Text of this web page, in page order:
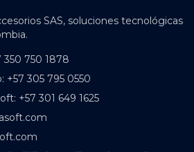
SAS, soluciones tecnológicas
350 750 1878
: +57 305 795 0550
: +57 301 649 1625